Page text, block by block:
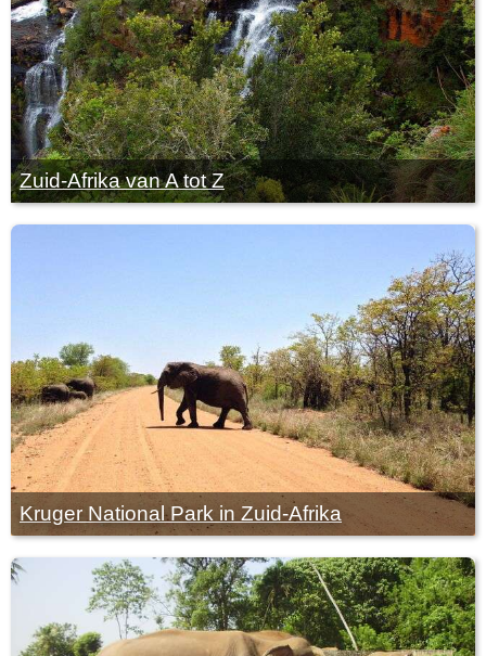
Zuid-Afrika van A tot Z
Kruger National Park in Zuid-Afrika